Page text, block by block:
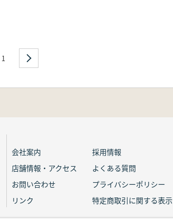
1
会社案内
採用情報
店舗情報・アクセス
よくある質問
お問い合わせ
プライバシーポリシー
リンク
特定商取引に関する表示